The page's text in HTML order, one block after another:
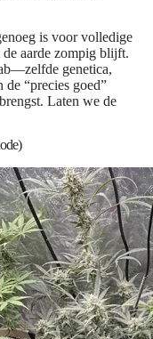
is voor volledige
aarde zompig blijft.
genetica,
“precies goed”
Laten we de